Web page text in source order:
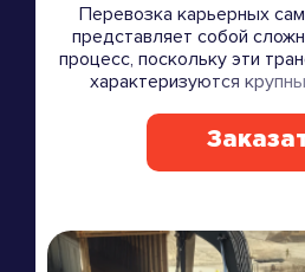
Перевозка карьерных
представляет собой
процесс, поскольку эти
характеризуются